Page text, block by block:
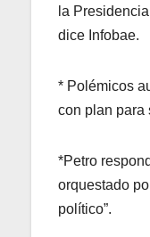
la
dice Infobae.
* Polémicos
con plan para
*Petro
orquestado
político”.